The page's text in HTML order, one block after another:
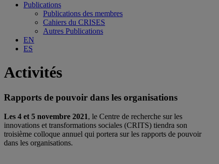
Publications
Publications des membres
Cahiers du CRISES
Autres Publications
EN
ES
Activités
Rapports de pouvoir dans les organisations
Les 4 et 5 novembre 2021, le Centre de recherche sur les
innovations et transformations sociales (CRITS) tiendra son
troisième colloque annuel qui portera sur les rapports de pouvoir
dans les organisations.